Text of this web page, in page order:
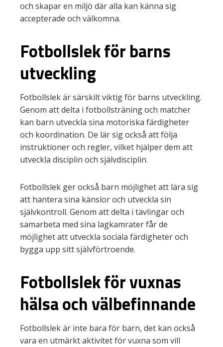
och skapar en miljö där alla kan känna sig
accepterade och välkomna.
Fotbollslek för barns
utveckling
Fotbollslek är särskilt viktig för barns utveckling.
Genom att delta i fotbollsträning och matcher
kan barn utveckla sina motoriska färdigheter
och koordination. De lär sig också att följa
instruktioner och regler, vilket hjälper dem att
utveckla disciplin och självdisciplin.
Fotbollslek ger också barn möjlighet att lära sig
att hantera sina känslor och utveckla sin
självkontroll. Genom att delta i tävlingar och
samarbeta med sina lagkamrater får de
möjlighet att utveckla sociala färdigheter och
bygga upp sitt självförtroende.
Fotbollslek för vuxnas
hälsa och välbefinnande
Fotbollslek är inte bara för barn, det kan också
vara en utmärkt aktivitet för vuxna som vill